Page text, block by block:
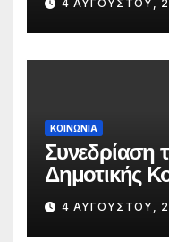
4 ΑΥΓΟΎΣΤΟΥ,
ΚΟΙΝΩΝΙΑ
Συνεδρίαση
Δημοτικής
την 5
4 ΑΥΓΟΎΣΤΟΥ,